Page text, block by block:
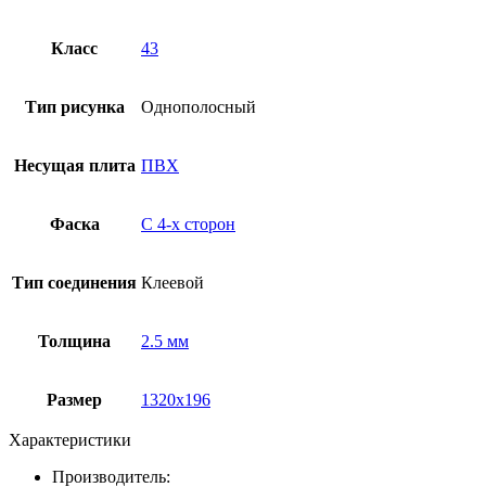
Класс 43
Тип рисунка Однополосный
Несущая плита ПВХ
Фаска С 4-x сторон
Тип соединения Клеевой
Толщина 2.5 мм
Размер 1320х196
Характеристики
Производитель: